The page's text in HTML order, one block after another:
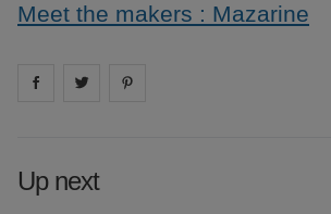
Meet the makers : Mazarine
Share on facebook
Share on
Up next